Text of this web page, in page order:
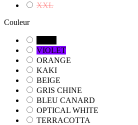
XXL
Couleur
VIOLET
ORANGE
KAKI
BEIGE
GRIS CHINE
BLEU CANARD
OPTICAL WHITE
TERRACOTTA